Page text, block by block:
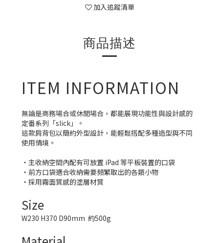
加入追蹤清單
商品描述
ITEM INFORMATION
無論是商務場合或休閒場合，都能展現功能性與設計感的
定番系列「slick」。
這款肩背包以簡約外型設計，能輕鬆搭配多種造型與不同
使用情境。
・主收納空間內配有可放置 iPad 等平板裝置的口袋
・前方口袋適合收納需要頻繁取出的各類小物
・採用霧面質感的塗層材質
Size
W230 H370 D90mm 約500g